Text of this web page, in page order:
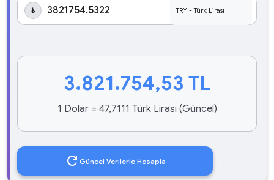
₺
3.821.754,53 TL
1 Dolar = 47,7111 Türk Lirası (Güncel)
refresh Güncel Verilerle Hesapla